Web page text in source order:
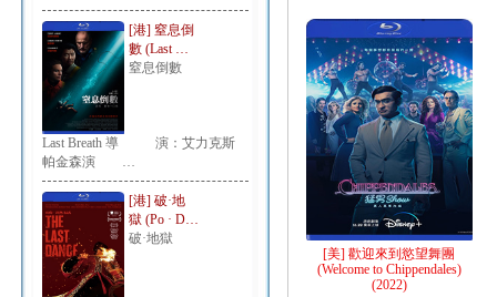
[港] 窒息倒
數 (Last …
窒息倒數
Last Breath 導 演：艾力克斯
帕金森演 …
[港] 破·地
獄 (Po · D…
破·地獄
[美] 歡迎來到慾望舞團
(Welcome to Chippendales)
(2022)